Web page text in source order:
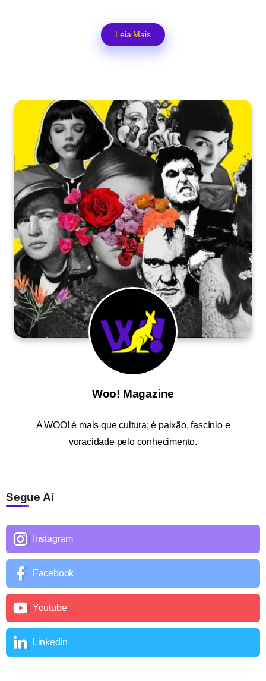
Leia Mais
Woo! Magazine
AWOO! é mais que cultura; é paixão, fascínio e
voracidade pelo conhecimento.
Segue Aí
Instagram
Facebook
Youtube
Linkedin